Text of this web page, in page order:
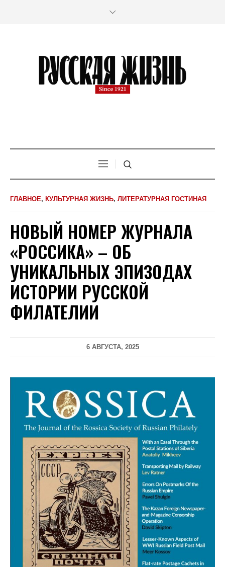
ГЛАВНОЕ, КУЛЬТУРНАЯ ЖИЗНЬ, ЛИТЕРАТУРНАЯ ГОСТИНАЯ
НОВЫЙ НОМЕР ЖУРНАЛА
«РОССИКА» – ОБ
УНИКАЛЬНЫХ ЭПИЗОДАХ
ИСТОРИИ РУССКОЙ
ФИЛАТЕЛИИ
6 АВГУСТА, 2025